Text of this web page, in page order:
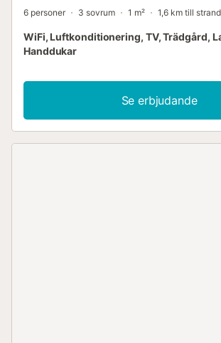
6 personer 3 sovrum 1 m² 1,6 km till
WiFi, Luftkonditionering, TV, Trädgård,
Handdukar
Se erbjudande